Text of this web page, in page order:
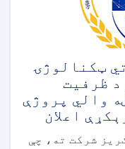
ټکنالوژۍ
د ظرفیت
والي پروژې
اعلان
شرکت ته، چې